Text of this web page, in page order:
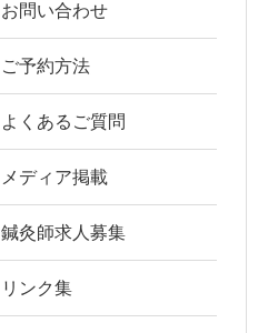
お問い合わせ
ご予約方法
よくあるご質問
メディア掲載
鍼灸師求人募集
リンク集